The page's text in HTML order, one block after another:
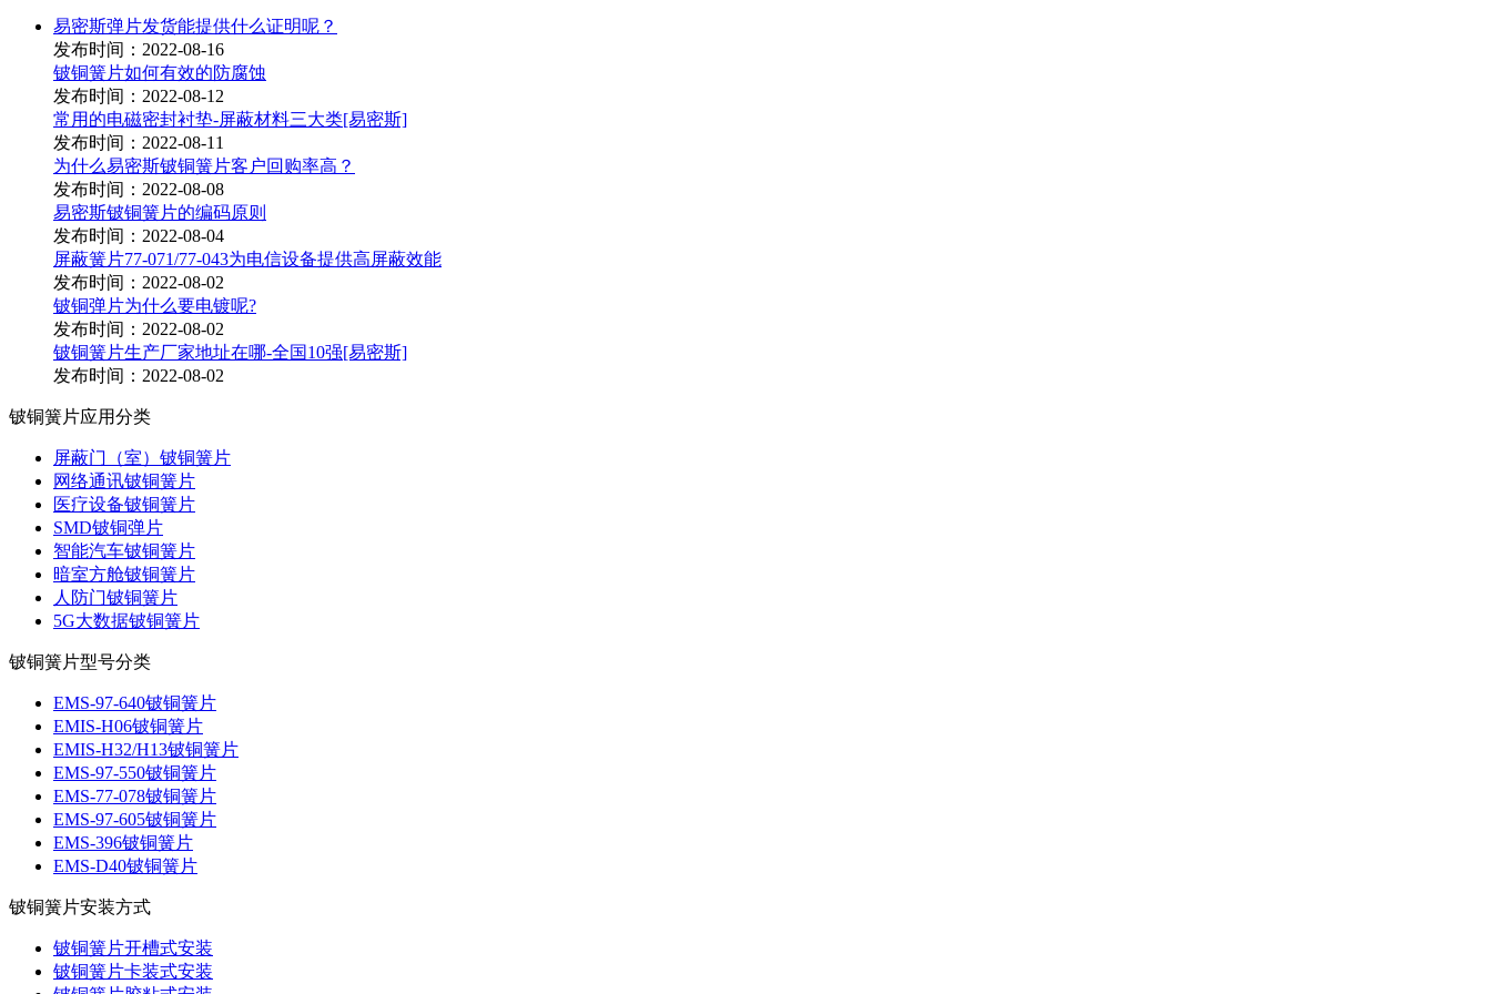
易密斯弹片发货能提供什么证明呢？
发布时间：2022-08-16
铍铜簧片如何有效的防腐蚀
发布时间：2022-08-12
常用的电磁密封衬垫-屏蔽材料三大类[易密斯]
发布时间：2022-08-11
为什么易密斯铍铜簧片客户回购率高？
发布时间：2022-08-08
易密斯铍铜簧片的编码原则
发布时间：2022-08-04
屏蔽簧片77-071/77-043为电信设备提供高屏蔽效能
发布时间：2022-08-02
铍铜弹片为什么要电镀呢?
发布时间：2022-08-02
铍铜簧片生产厂家地址在哪-全国10强[易密斯]
发布时间：2022-08-02
铍铜簧片应用分类
屏蔽门（室）铍铜簧片
网络通讯铍铜簧片
医疗设备铍铜簧片
SMD铍铜弹片
智能汽车铍铜簧片
暗室方舱铍铜簧片
人防门铍铜簧片
5G大数据铍铜簧片
铍铜簧片型号分类
EMS-97-640铍铜簧片
EMIS-H06铍铜簧片
EMIS-H32/H13铍铜簧片
EMS-97-550铍铜簧片
EMS-77-078铍铜簧片
EMS-97-605铍铜簧片
EMS-396铍铜簧片
EMS-D40铍铜簧片
铍铜簧片安装方式
铍铜簧片开槽式安装
铍铜簧片卡装式安装